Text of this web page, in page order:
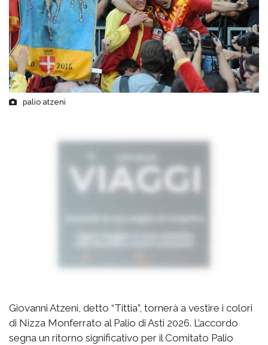
palio atzeni
Giovanni Atzeni, detto “Tittia”, tornerà a vestire i colori
di Nizza Monferrato al Palio di Asti 2026. L’accordo
segna un ritorno significativo per il Comitato Palio